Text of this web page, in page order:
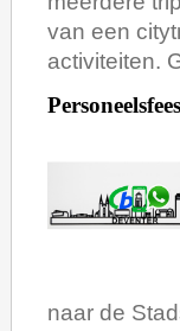
van een
activiteiten.
naar de